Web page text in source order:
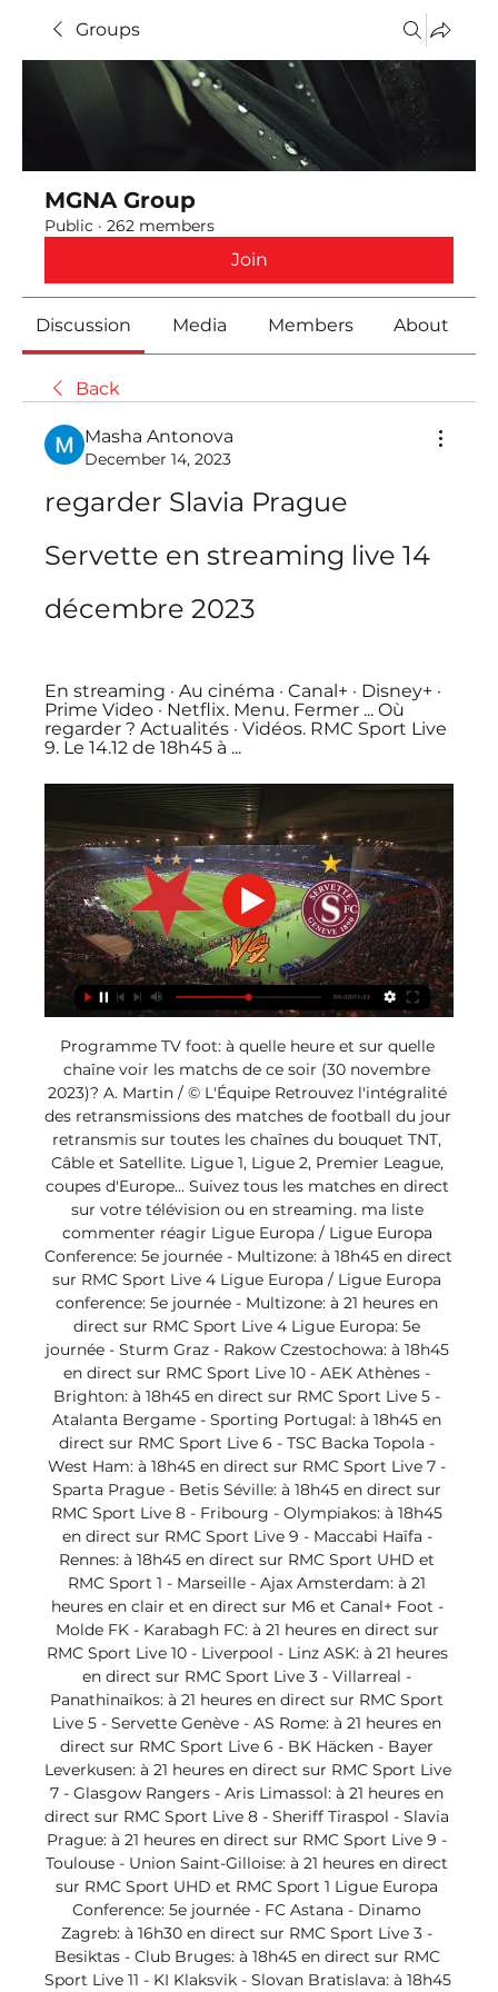
Groups
MGNA Group
Public · 262 members
Join
Discussion Media Members About
Back
Masha Antonova
December 14, 2023
regarder Slavia Prague
Servette en streaming live 14
décembre 2023
En streaming · Au cinéma · Canal+ · Disney+ ·
Prime Video · Netflix. Menu. Fermer ... Où
regarder ? Actualités · Vidéos. RMC Sport Live
9. Le 14.12 de 18h45 à ...
Programme TV foot: à quelle heure et sur quelle
chaîne voir les matchs de ce soir (30 novembre
2023)? A. Martin / © L'Équipe Retrouvez l'intégralité
des retransmissions des matches de football du jour
retransmis sur toutes les chaînes du bouquet TNT,
Câble et Satellite. Ligue 1, Ligue 2, Premier League,
coupes d'Europe... Suivez tous les matches en direct
sur votre télévision ou en streaming. ma liste
commenter réagir Ligue Europa / Ligue Europa
Conference: 5e journée - Multizone: à 18h45 en direct
sur RMC Sport Live 4 Ligue Europa / Ligue Europa
conference: 5e journée - Multizone: à 21 heures en
direct sur RMC Sport Live 4 Ligue Europa: 5e
journée - Sturm Graz - Rakow Czestochowa: à 18h45
en direct sur RMC Sport Live 10 - AEK Athènes -
Brighton: à 18h45 en direct sur RMC Sport Live 5 -
Atalanta Bergame - Sporting Portugal: à 18h45 en
direct sur RMC Sport Live 6 - TSC Backa Topola -
West Ham: à 18h45 en direct sur RMC Sport Live 7 -
Sparta Prague - Betis Séville: à 18h45 en direct sur
RMC Sport Live 8 - Fribourg - Olympiakos: à 18h45
en direct sur RMC Sport Live 9 - Maccabi Haïfa -
Rennes: à 18h45 en direct sur RMC Sport UHD et
RMC Sport 1 - Marseille - Ajax Amsterdam: à 21
heures en clair et en direct sur M6 et Canal+ Foot -
Molde FK - Karabagh FC: à 21 heures en direct sur
RMC Sport Live 10 - Liverpool - Linz ASK: à 21 heures
en direct sur RMC Sport Live 3 - Villarreal -
Panathinaïkos: à 21 heures en direct sur RMC Sport
Live 5 - Servette Genève - AS Rome: à 21 heures en
direct sur RMC Sport Live 6 - BK Häcken - Bayer
Leverkusen: à 21 heures en direct sur RMC Sport Live
7 - Glasgow Rangers - Aris Limassol: à 21 heures en
direct sur RMC Sport Live 8 - Sheriff Tiraspol - Slavia
Prague: à 21 heures en direct sur RMC Sport Live 9 -
Toulouse - Union Saint-Gilloise: à 21 heures en direct
sur RMC Sport UHD et RMC Sport 1 Ligue Europa
Conference: 5e journée - FC Astana - Dinamo
Zagreb: à 16h30 en direct sur RMC Sport Live 3 -
Besiktas - Club Bruges: à 18h45 en direct sur RMC
Sport Live 11 - KI Klaksvik - Slovan Bratislava: à 18h45